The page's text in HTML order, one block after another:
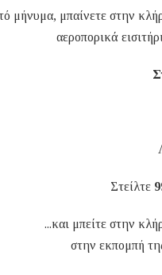
μήνυμα, μπαίνετε στην
αεροπορικά
Στείλτε
...και μπείτε στην
στην εκπομπή